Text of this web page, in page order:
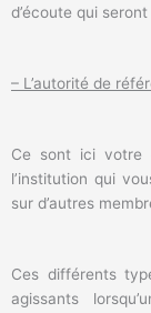
d’écoute qui
– L’autorité de
Ce sont ici votre
l’institution qui
sur d’autres
Ces différents
agissants